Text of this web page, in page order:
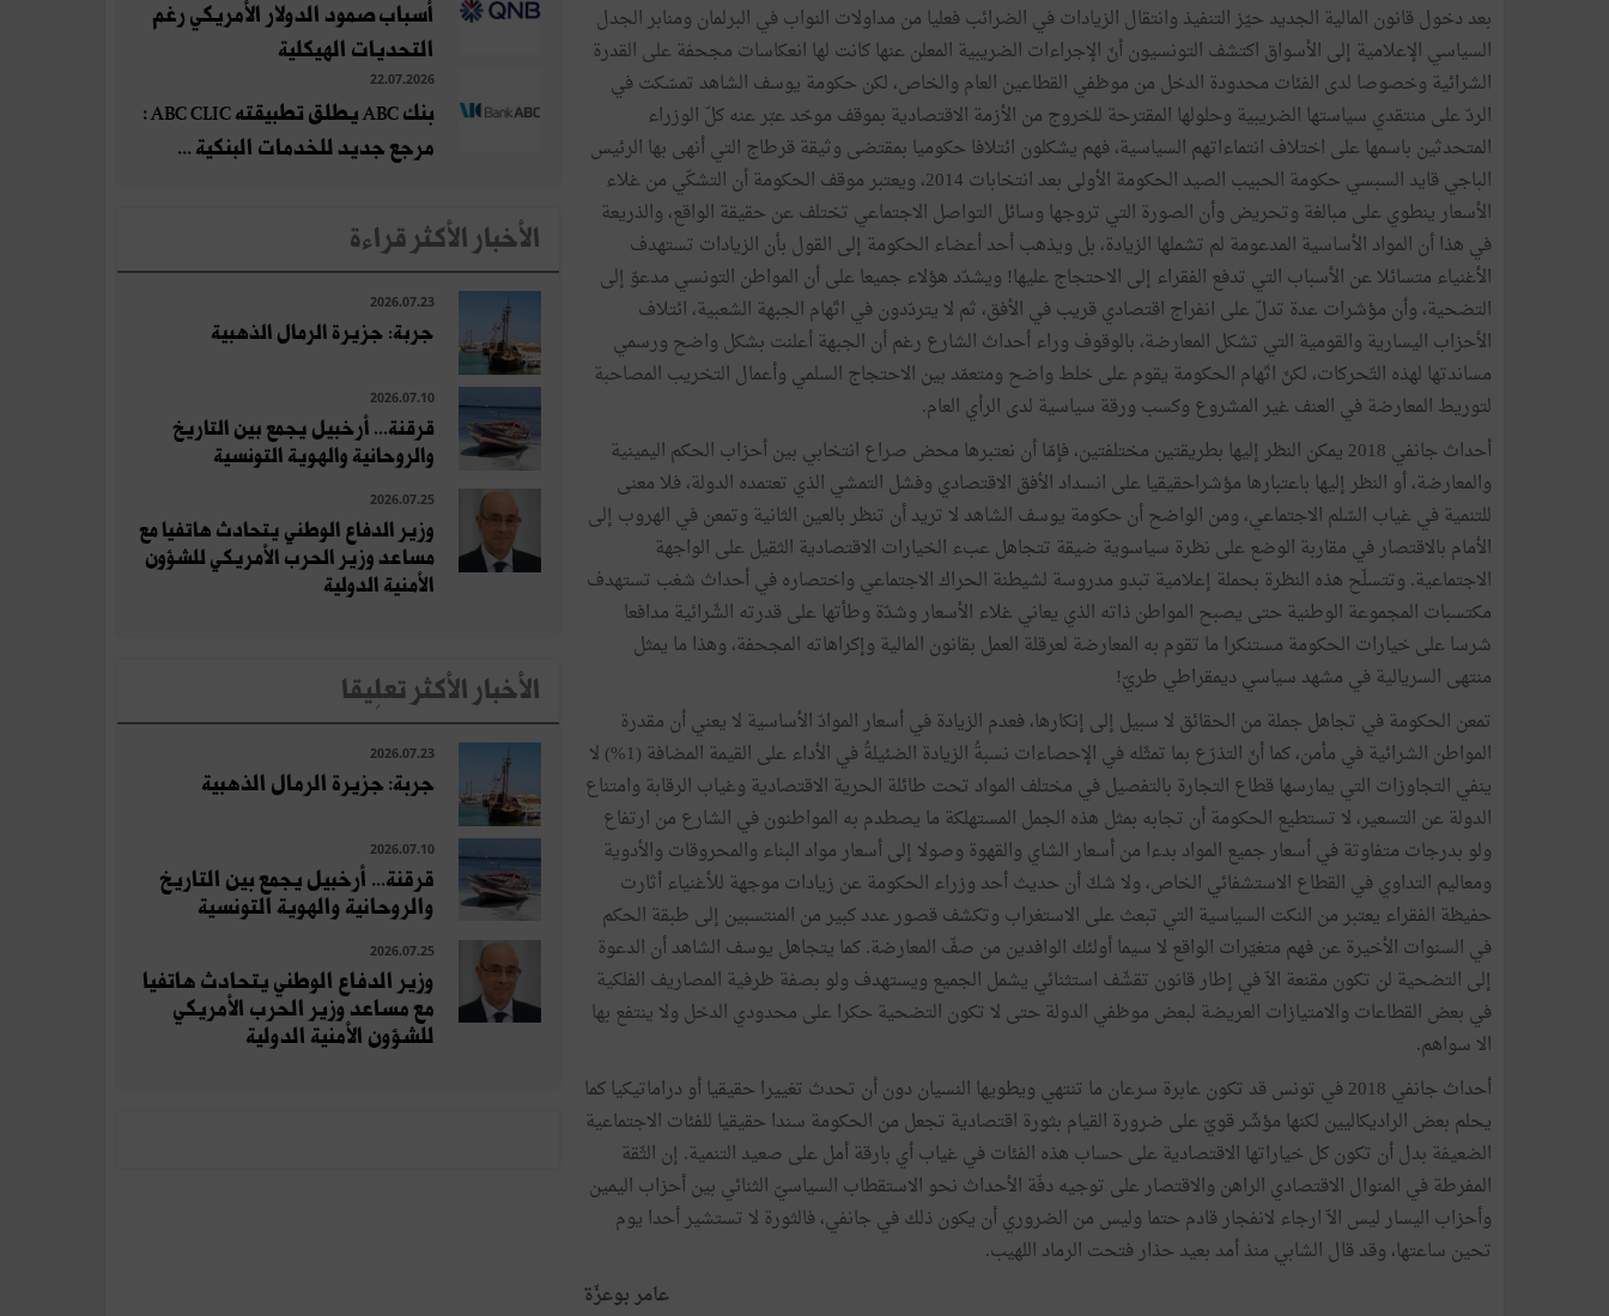
بعد دخول قانون المالية الجديد حيّز التنفيذ وانتقال الزيادات في الضرائب فعليا من مداولات النواب في البرلمان ومنابر الجدل
السياسي الإعلامية إلى الأسواق اكتشف التونسيون أنّ الإجراءات الضريبية المعلن عنها كانت لها انعكاسات مجحفة على القدرة
الشرائية وخصوصا لدى الفئات محدودة الدخل من موظفي القطاعين العام والخاص، لكن حكومة يوسف الشاهد تمسّكت في
الردّ على منتقدي سياستها الضريبية وحلولها المقترحة للخروج من الأزمة الاقتصادية بموقف موحّد عبّر عنه كلّ الوزراء
المتحدثين باسمها على اختلاف انتماءاتهم السياسية، فهم يشكلون ائتلافا حكوميا بمقتضى وثيقة قرطاج التي أنهى بها الرئيس
الباجي قايد السبسي حكومة الحبيب الصيد الحكومة الأولى بعد انتخابات 2014، ويعتبر موقف الحكومة أن التشكّي من غلاء
الأسعار ينطوي على مبالغة وتحريض وأن الصورة التي تروجها وسائل التواصل الاجتماعي تختلف عن حقيقة الواقع، والذريعة
في هذا أن المواد الأساسية المدعومة لم تشملها الزيادة، بل ويذهب أحد أعضاء الحكومة إلى القول بأن الزيادات تستهدف
الأغنياء متسائلا عن الأسباب التي تدفع الفقراء إلى الاحتجاج عليها! ويشدّد هؤلاء جميعا على أن المواطن التونسي مدعوّ إلى
التضحية، وأن مؤشرات عدة تدلّ على انفراج اقتصادي قريب في الأفق، ثم لا يتردّدون في اتّهام الجبهة الشعبية، ائتلاف
الأحزاب اليسارية والقومية التي تشكل المعارضة، بالوقوف وراء أحداث الشارع رغم أن الجبهة أعلنت بشكل واضح ورسمي
مساندتها لهذه التّحركات، لكنّ اتّهام الحكومة يقوم على خلط واضح ومتعمّد بين الاحتجاج السلمي وأعمال التخريب المصاحبة
لتوريط المعارضة في العنف غير المشروع وكسب ورقة سياسية لدى الرأي العام.
أحداث جانفي 2018 يمكن النظر إليها بطريقتين مختلفتين، فإمّا أن نعتبرها محض صراع انتخابي بين أحزاب الحكم اليمينية
والمعارضة، أو النظر إليها باعتبارها مؤشراحقيقيا على انسداد الأفق الاقتصادي وفشل التمشي الذي تعتمده الدولة، فلا معنى
للتنمية في غياب السّلم الاجتماعي، ومن الواضح أن حكومة يوسف الشاهد لا تريد أن تنظر بالعين الثانية وتمعن في الهروب إلى
الأمام بالاقتصار في مقاربة الوضع على نظرة سياسوية ضيقة تتجاهل عبء الخيارات الاقتصادية الثقيل على الواجهة
الاجتماعية. وتتسلّح هذه النظرة بحملة إعلامية تبدو مدروسة لشيطنة الحراك الاجتماعي واختصاره في أحداث شغب تستهدف
مكتسبات المجموعة الوطنية حتى يصبح المواطن ذاته الذي يعاني غلاء الأسعار وشدّة وطأتها على قدرته الشّرائية مدافعا
شرسا على خيارات الحكومة مستنكرا ما تقوم به المعارضة لعرقلة العمل بقانون المالية وإكراهاته المجحفة، وهذا ما يمثل
منتهى السريالية في مشهد سياسي ديمقراطي طريّ!
تمعن الحكومة في تجاهل جملة من الحقائق لا سبيل إلى إنكارها، فعدم الزيادة في أسعار الموادّ الأساسية لا يعني أن مقدرة
المواطن الشرائية في مأمن، كما أنّ التذرّع بما تمثّله في الإحصاءات نسبةُ الزيادة الضئيلةُ في الأداء على القيمة المضافة (1%) لا
ينفي التجاوزات التي يمارسها قطاع التجارة بالتفصيل في مختلف المواد تحت طائلة الحرية الاقتصادية وغياب الرقابة وامتناع
الدولة عن التسعير، لا تستطيع الحكومة أن تجابه بمثل هذه الجمل المستهلكة ما يصطدم به المواطنون في الشارع من ارتفاع
ولو بدرجات متفاوتة في أسعار جميع المواد بدءا من أسعار الشاي والقهوة وصولا إلى أسعار مواد البناء والمحروقات والأدوية
ومعاليم التداوي في القطاع الاستشفائي الخاص، ولا شكّ أن حديث أحد وزراء الحكومة عن زيادات موجهة للأغنياء أثارت
حفيظة الفقراء يعتبر من النكت السياسية التي تبعث على الاستغراب وتكشف قصور عدد كبير من المنتسبين إلى طبقة الحكم
في السنوات الأخيرة عن فهم متغيّرات الواقع لا سيما أولئك الوافدين من صفّ المعارضة. كما يتجاهل يوسف الشاهد أن الدعوة
إلى التضحية لن تكون مقنعة الاّ في إطار قانون تقشّف استثنائي يشمل الجميع ويستهدف ولو بصفة ظرفية المصاريف الفلكية
في بعض القطاعات والامتيازات العريضة لبعض موظفي الدولة حتى لا تكون التضحية حكرا على محدودي الدخل ولا ينتفع بها
الا سواهم.
أحداث جانفي 2018 في تونس قد تكون عابرة سرعان ما تنتهي ويطويها النسيان دون أن تحدث تغييرا حقيقيا أو دراماتيكيا كما
يحلم بعض الراديكاليين لكنها مؤشّر قويّ على ضرورة القيام بثورة اقتصادية تجعل من الحكومة سندا حقيقيا للفئات الاجتماعية
الضعيفة بدل أن تكون كل خياراتها الاقتصادية على حساب هذه الفئات في غياب أي بارقة أمل على صعيد التنمية. إن الثّقة
المفرطة في المنوال الاقتصادي الراهن والاقتصار على توجيه دفّة الأحداث نحو الاستقطاب السياسيّ الثنائي بين أحزاب اليمين
وأحزاب اليسار ليس الاّ ارجاء لانفجار قادم حتما وليس من الضروري أن يكون ذلك في جانفي، فالثورة لا تستشير أحدا يوم
تحين ساعتها، وقد قال الشابي منذ أمد بعيد حذار فتحت الرماد اللهيب.
عامر بوعزّة
أسباب صمود الدولار الأمريكي رغم
التحديات الهيكلية
22.07.2026
بنك ABC يطلق تطبيقته ABC CLIC :
مرجع جديد للخدمات البنكية ...
الأخبار الأكثر قراءة
2026.07.23
جربة: جزيرة الرمال الذهبية
2026.07.10
قرقنة... أرخبيل يجمع بين التاريخ
والروحانية والهوية التونسية
2026.07.25
وزير الدفاع الوطني يتحادث هاتفيا مع
مساعد وزير الحرب الأمريكي للشؤون
الأمنية الدولية
الأخبار الأكثر تعلِيقا
2026.07.23
جربة: جزيرة الرمال الذهبية
2026.07.10
قرقنة... أرخبيل يجمع بين التاريخ
والروحانية والهوية التونسية
2026.07.25
وزير الدفاع الوطني يتحادث هاتفيا
مع مساعد وزير الحرب الأمريكي
للشؤون الأمنية الدولية